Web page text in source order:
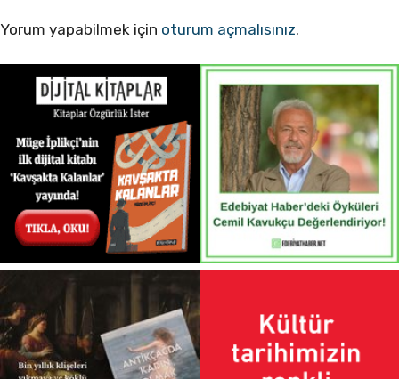
Yorum yapabilmek için oturum açmalısınız.